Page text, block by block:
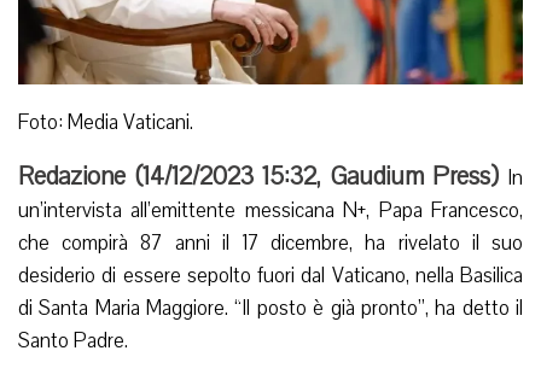
Foto: Media Vaticani.
Redazione (14/12/2023 15:32, Gaudium Press) In
un’intervista all’emittente messicana N+, Papa Francesco,
che compirà 87 anni il 17 dicembre, ha rivelato il suo
desiderio di essere sepolto fuori dal Vaticano, nella Basilica
di Santa Maria Maggiore. “Il posto è già pronto”, ha detto il
Santo Padre.